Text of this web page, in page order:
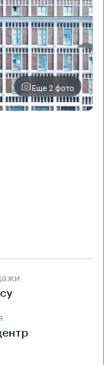
Еще 2 фото